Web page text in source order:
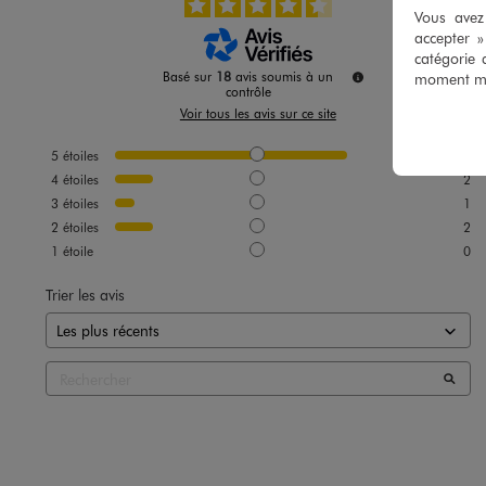
Basé sur 18 avis soumis à un
contrôle
Voir tous les avis sur ce site
5 étoiles
4 étoiles
2
3 étoiles
1
2 étoiles
2
1 étoile 0
Trier les avis
Vous
accepter
catégorie
moment